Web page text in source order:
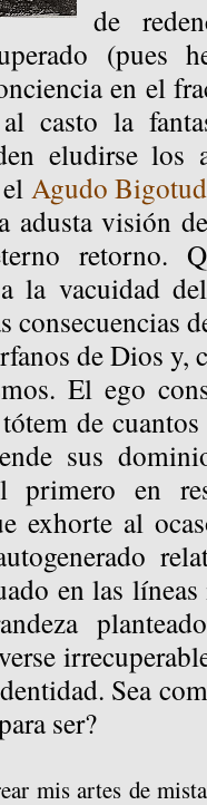
de
(pues
en el
casto la
eludirse los
Agudo
adusta visión
retorno.
a la vacuidad
consecuencias
de Dios y,
El ego
de
sus
primero en
exhorte al
en las
Sea
ser?
mis artes de